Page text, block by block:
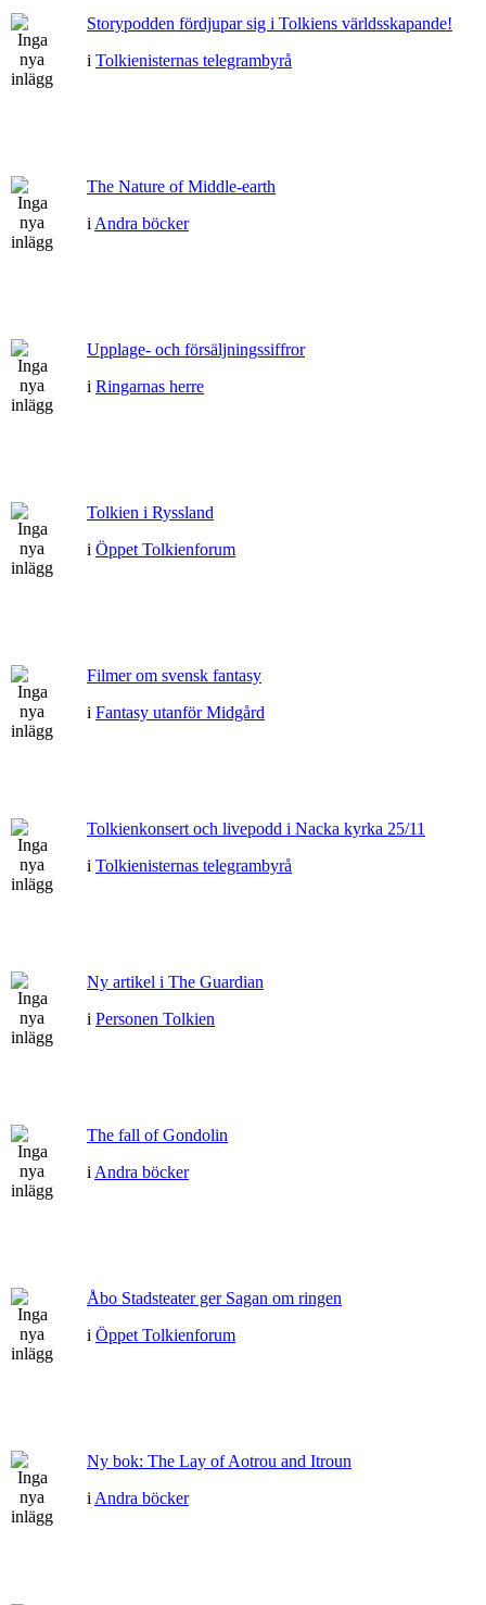
Storypodden fördjupar sig i Tolkiens världsskapande!
i Tolkienisternas telegrambyrå
The Nature of Middle-earth
i Andra böcker
Upplage- och försäljningssiffror
i Ringarnas herre
Tolkien i Ryssland
i Öppet Tolkienforum
Filmer om svensk fantasy
i Fantasy utanför Midgård
Tolkienkonsert och livepodd i Nacka kyrka 25/11
i Tolkienisternas telegrambyrå
Ny artikel i The Guardian
i Personen Tolkien
The fall of Gondolin
i Andra böcker
Åbo Stadsteater ger Sagan om ringen
i Öppet Tolkienforum
Ny bok: The Lay of Aotrou and Itroun
i Andra böcker